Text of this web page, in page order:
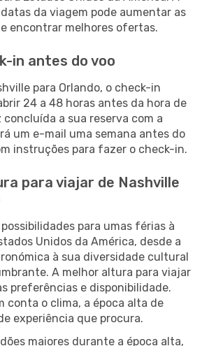
da viagem pode aumentar as
encontrar melhores ofertas.
in antes do voo
para Orlando, o check-in
24 a 48 horas antes da hora de
concluída a sua reserva com a
um e-mail uma semana antes do
instruções para fazer o check-in.
para viajar de Nashville
para umas férias à
Unidos da América, desde a
à sua diversidade cultural
A melhor altura para viajar
preferências e disponibilidade.
conta o clima, a época alta de
experiência que procura.
maiores durante a época alta,